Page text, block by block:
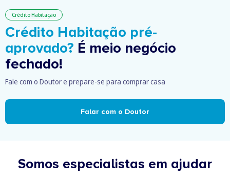
Crédito Habitação
Crédito Habitação pré-
aprovado? É meio negócio
fechado!
Fale com o Doutor e prepare-se para comprar casa
Falar com o Doutor
Somos especialistas em ajudar